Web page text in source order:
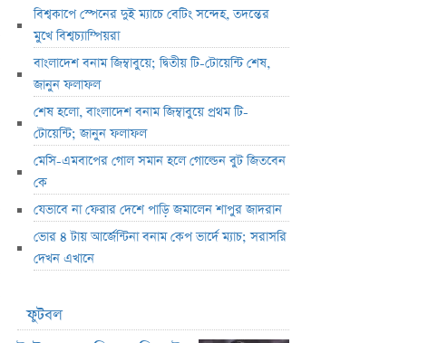
বিশ্বকাপে স্পেনের দুই ম্যাচে বেটিং সন্দেহ, তদন্তের
মুখে বিশ্বচ্যাম্পিয়রা
বাংলাদেশ বনাম জিম্বাবুয়ে; দ্বিতীয় টি-টোয়েন্টি শেষ,
জানুন ফলাফল
শেষ হলো, বাংলাদেশ বনাম জিম্বাবুয়ে প্রথম টি-
টোয়েন্টি; জানুন ফলাফল
মেসি-এমবাপের গোল সমান হলে গোল্ডেন বুট জিতবেন
কে
যেভাবে না ফেরার দেশে পাড়ি জমালেন শাপুর জাদরান
ভোর ৪ টায় আর্জেন্টিনা বনাম কেপ ভার্দে ম্যাচ; সরাসরি
দেখন এখানে
ফুটবল